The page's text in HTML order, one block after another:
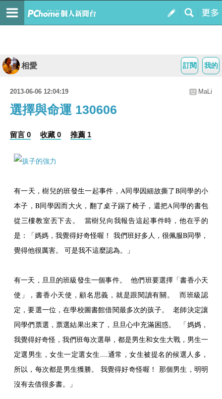
我的
訂閱
相愛
2013-06-06 12:04:19 MaLi
選擇與命運 130606
留言 0 收藏 0 推薦 1
有一天，樹兒的班發生一起事件，A同學因細故撕了B同學的小
本子，B同學因而大火，翻了桌子踢了椅子，還把A同學的書包
從三樓教室丟下去。 當樹兒向我報告這起事件時，他在乎的
是：「媽媽，我覺得好奇怪喔！ 我們班好多人，很佩服B同學，
覺得他很厲害。 可是我不這麼認為。」
有一天，旦旦的班級發生一個事件。 他們班要選擇「書香小天
使」，書香小天使，顧名思義，就是跟閱讀有關。 而班級認
定，要選一位，在學校圖書館借閱最多次的孩子。 老師決定讓
同學們票選，票選結果出來了，旦旦心中充滿困惑。 「媽媽，
我覺得好奇怪，我們班每次選舉，都是男生和女生大戰，男生一
定選男生，女生一定選女生....通常，女生被提名的候選人多，
所以，每次都是男生獲勝。 我覺得好奇怪喔！ 那個男生，明明
沒有去借很多書。」